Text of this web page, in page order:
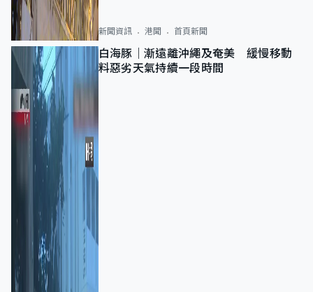
新聞資訊 港聞 首頁新聞
白海豚｜漸遠離沖繩及奄美 緩慢移動
料惡劣天氣持續一段時間